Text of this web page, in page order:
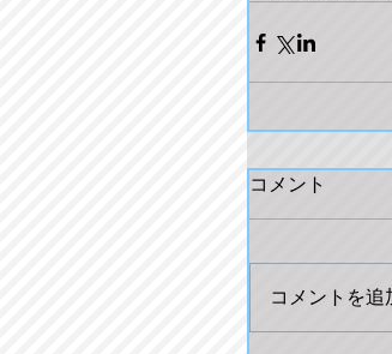
コメント
コメントを